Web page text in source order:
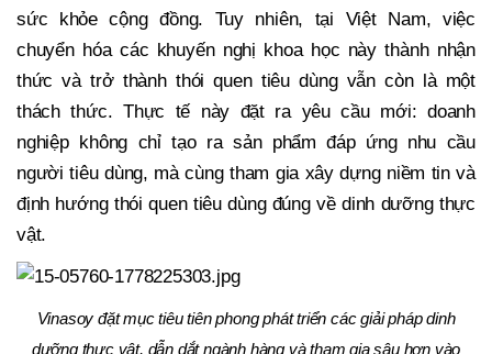
sức khỏe cộng đồng. Tuy nhiên, tại Việt Nam, việc
chuyển hóa các khuyến nghị khoa học này thành nhận
thức và trở thành thói quen tiêu dùng vẫn còn là một
thách thức. Thực tế này đặt ra yêu cầu mới: doanh
nghiệp không chỉ tạo ra sản phẩm đáp ứng nhu cầu
người tiêu dùng, mà cùng tham gia xây dựng niềm tin và
định hướng thói quen tiêu dùng đúng về dinh dưỡng thực
vật.
Vinasoy đặt mục tiêu tiên phong phát triển các giải pháp dinh
dưỡng thực vật, dẫn dắt ngành hàng và tham gia sâu hơn vào